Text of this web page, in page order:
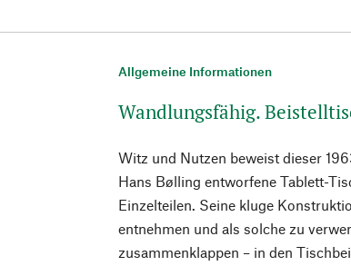
Allgemeine Informationen
Wandlungsfähig.
Witz und Nutzen beweist dieser
Hans Bølling entworfene Tablett-
Einzelteilen. Seine kluge
entnehmen und als solche zu
zusammenklappen – in den